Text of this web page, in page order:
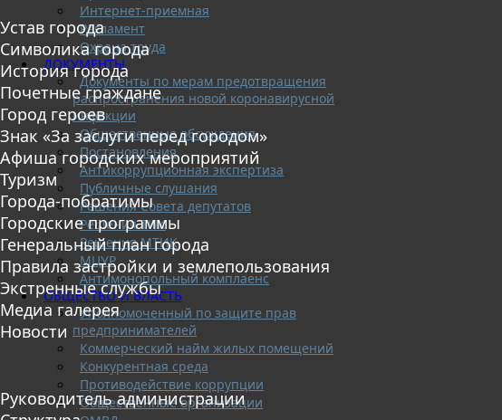
Интернет-приемная
Регламент
Охрана труда
ДОКУМЕНТЫ
Документы по мерам предотвращения
распространения новой коронавирусной
инфекции
Общественные обсуждения
Постановления
Антикоррупционная экспертиза
Публичные слушания
Решения Совета депутатов
Решения ТИК
Решения МТИК
МЦУР
Антимонопольный комплаенс
ОБЩЕСТВО И ВЛАСТЬ
Уполномоченный по защите прав
предпринимателей
Коммерческий найм жилых помещений
Конкурентная среда
Противодействие коррупции
Общественные организации
Устав города
Символика города
История города
Почетные граждане
Город героев
Знак «За заслуги перед городом»
Афиша городских мероприятий
Туризм
Города-побратимы
Городские программы
Генеральный план города
Правила застройки и землепользования
Экстренные службы
Медиа галерея
Новости
Руководитель администрации